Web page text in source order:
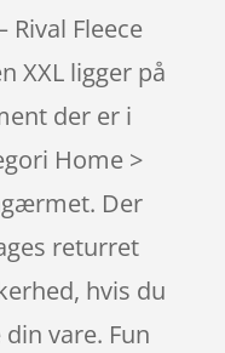
Fleece
XXL ligger på
der er i
Home >
Der
returret
hvis du
vare. Fun